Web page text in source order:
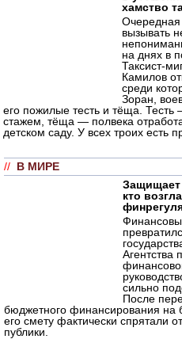
хамство
Очередная
вызывать
на днях в
Таксист-
Камилов
среди
Зоран,
его пожилые тесть и тёща.
стажем, тёща — полвека
детском саду. У всех троих есть
// В МИРЕ
Защищает
кто
Агентства
сильно
После
бюджетного финансирования на
его смету фактически спрятали
публики.